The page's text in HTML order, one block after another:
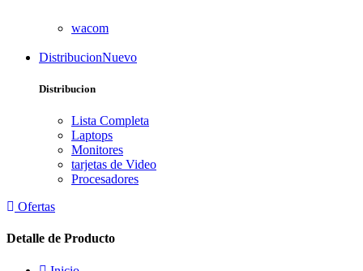
wacom
DistribucionNuevo
Distribucion
Lista Completa
Laptops
Monitores
tarjetas de Video
Procesadores
Ofertas
Detalle de Producto